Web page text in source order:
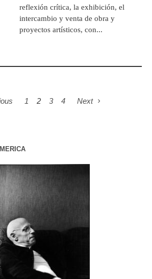
reflexión crítica, la exhibición, el
intercambio y venta de obra y
proyectos artísticos, con...
1 2 3 4 Next